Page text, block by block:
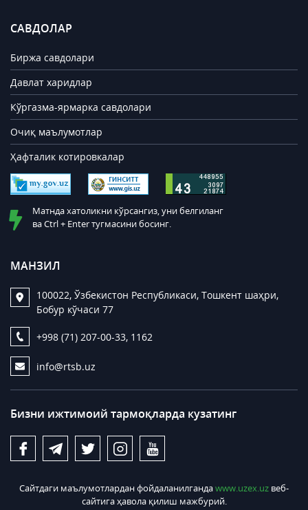
САВДОЛАР
Биржа савдолари
Давлат харидлар
Кўргазма-ярмарка савдолари
Очиқ маълумотлар
Ҳафталик котировкалар
Матнда хатоликни кўрсангиз, уни белгиланг
ва Ctrl + Enter тугмасини босинг.
МАНЗИЛ
100022, Ўзбекистон Республикаси, Тошкент шаҳри,
Бобур кўчаси 77
+998 (71) 207-00-33, 1162
info@rtsb.uz
Бизни ижтимоий тармоқларда кузатинг
Сайтдаги маълумотлардан фойдаланилгандаwww.uzex.uz веб-
сайтига ҳавола қилиш мажбурий.